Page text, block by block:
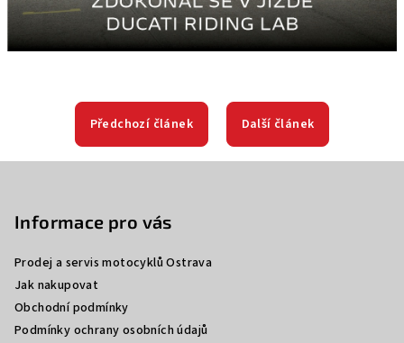
Předchozí článek Další článek
Informace pro vás
Prodej a servis motocyklů Ostrava
Jak nakupovat
Obchodní podmínky
Podmínky ochrany osobních údajů